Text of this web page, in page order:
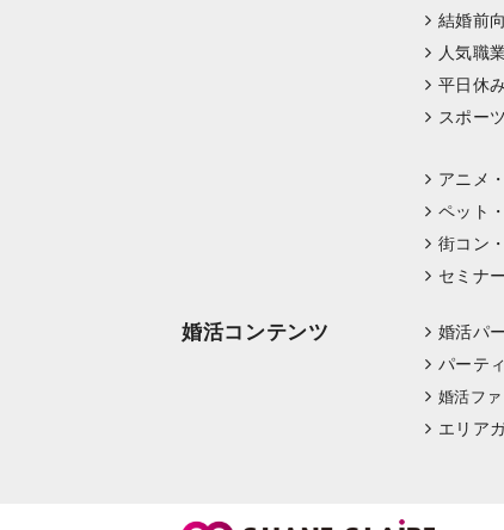
結婚前
人気職
平日休
スポー
アニメ
ペット
街コン
セミナー
婚活コンテンツ 婚活パ
パーテ
婚活フ
エリア